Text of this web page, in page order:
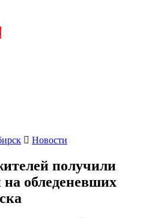
Новости
получили
обледеневших